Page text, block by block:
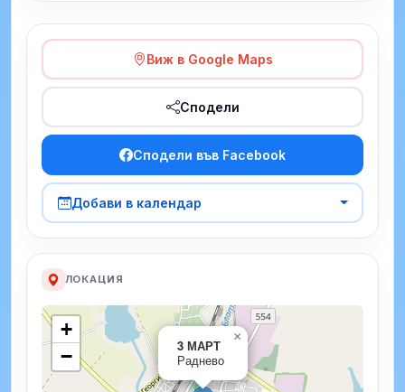
Виж в Google Maps
Сподели
Сподели във Facebook
Добави в календар
ЛОКАЦИЯ
3 МАРТ
Раднево
×
+
−